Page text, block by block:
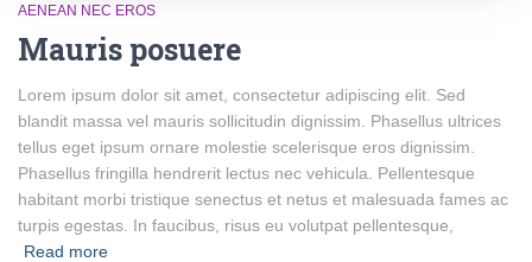
AENEAN NEC EROS
Mauris posuere
Lorem ipsum dolor sit amet, consectetur adipiscing elit. Sed
blandit massa vel mauris sollicitudin dignissim. Phasellus ultrices
tellus eget ipsum ornare molestie scelerisque eros dignissim.
Phasellus fringilla hendrerit lectus nec vehicula. Pellentesque
habitant morbi tristique senectus et netus et malesuada fames ac
turpis egestas. In faucibus, risus eu volutpat pellentesque,
Read more